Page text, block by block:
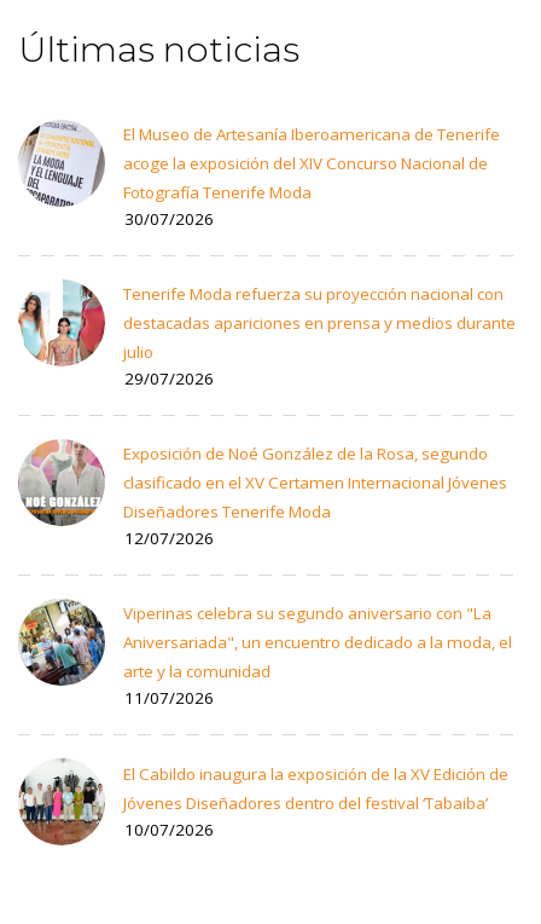
Últimas noticias
El Museo de Artesanía Iberoamericana de Tenerife
acoge la exposición del XIV Concurso Nacional de
Fotografía Tenerife Moda
30/07/2026
Tenerife Moda refuerza su proyección nacional con
destacadas apariciones en prensa y medios durante
julio
29/07/2026
Exposición de Noé González de la Rosa, segundo
clasificado en el XV Certamen Internacional Jóvenes
Diseñadores Tenerife Moda
12/07/2026
Viperinas celebra su segundo aniversario con "La
Aniversariada", un encuentro dedicado a la moda, el
arte y la comunidad
11/07/2026
El Cabildo inaugura la exposición de la XV Edición de
Jóvenes Diseñadores dentro del festival ‘Tabaiba’
10/07/2026